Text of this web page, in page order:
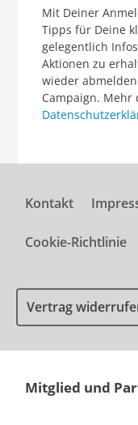
Mit Deiner
Tipps für Deine
gelegentlich
Aktionen zu
wieder
Campaign.
Kontakt
Cookie-Richtlinie
Vertrag
Mitglied und